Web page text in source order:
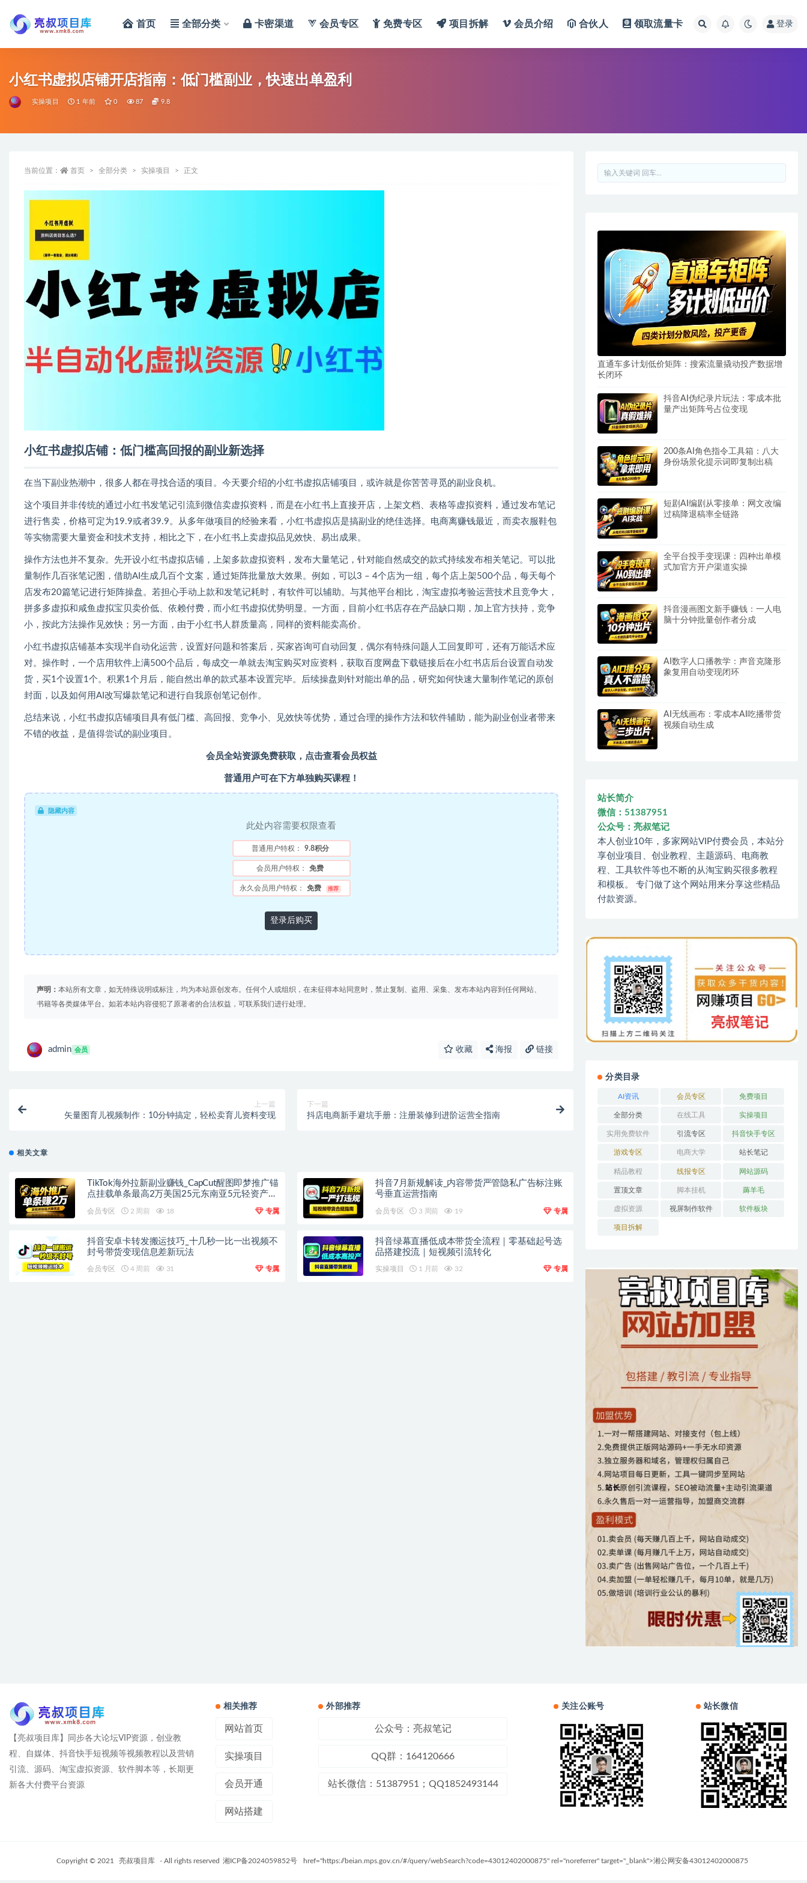
首页 全部分类 卡密渠道 会员专区 免费专区 项目拆解 会员介绍 合伙人 领取流量卡 登录
小红书虚拟店铺开店指南：低门槛副业，快速出单盈利
实操项目 1 年前 0 87 9.8
当前位置： 首页 全部分类 实操项目 正文
小红书虚拟店铺：低门槛高回报的副业新选择
在当下副业热潮中，很多人都在寻找合适的项目。今天要介绍的小红书虚拟店铺项目，或许就是你苦苦寻觅的副业良机。
这个项目并非传统的通过小红书发笔记引流到微信卖虚拟资料，而是在小红书上直接开店，上架文档、表格等虚拟资料，通过发布笔记
进行售卖，价格可定为19.9或者39.9。从多年做项目的经验来看，小红书虚拟店是搞副业的绝佳选择。电商离赚钱最近，而卖衣服鞋包
等实物需要大量资金和技术支持，相比之下，在小红书上卖虚拟品见效快、易出成果。
操作方法也并不复杂。先开设小红书虚拟店铺，上架多款虚拟资料，发布大量笔记，针对能自然成交的款式持续发布相关笔记。可以批
量制作几百张笔记图，借助AI生成几百个文案，通过矩阵批量放大效果。例如，可以3 – 4个店为一组，每个店上架500个品，每天每个
店发布20篇笔记进行矩阵操盘。若担心手动上款和发笔记耗时，有软件可以辅助。与其他平台相比，淘宝虚拟考验运营技术且竞争大，
拼多多虚拟和咸鱼虚拟宝贝卖价低、依赖付费，而小红书虚拟优势明显。一方面，目前小红书店存在产品缺口期，加上官方扶持，竞争
小，按此方法操作见效快；另一方面，由于小红书人群质量高，同样的资料能卖高价。
小红书虚拟店铺基本实现半自动化运营，设置好问题和答案后，买家咨询可自动回复，偶尔有特殊问题人工回复即可，还有万能话术应
对。操作时，一个店用软件上满500个品后，每成交一单就去淘宝购买对应资料，获取百度网盘下载链接后在小红书店后台设置自动发
货，买1个设置1个。积累1个月后，能自然出单的款式基本设置完毕。后续操盘则针对能出单的品，研究如何快速大量制作笔记的原创
封面，以及如何用AI改写爆款笔记和进行自我原创笔记创作。
总结来说，小红书虚拟店铺项目具有低门槛、高回报、竞争小、见效快等优势，通过合理的操作方法和软件辅助，能为副业创业者带来
不错的收益，是值得尝试的副业项目。
会员全站资源免费获取，点击查看会员权益
普通用户可在下方单独购买课程！
隐藏内容
此处内容需要权限查看
普通用户特权： 9.8积分
会员用户特权： 免费
永久会员用户特权： 免费 推荐
登录后购买
声明： 本站所有文章，如无特殊说明或标注，均为本站原创发布。任何个人或组织，在未征得本站同意时，禁止复制、盗用、采集、发布本站内容到任何网站、
书籍等各类媒体平台。如若本站内容侵犯了原著者的合法权益，可联系我们进行处理。
admin 会员 收藏 海报 链接
上一篇
矢量图育儿视频制作：10分钟搞定，轻松卖育儿资料变现
下一篇
抖店电商新手避坑手册：注册装修到进阶运营全指南
相关文章
TikTok海外拉新副业赚钱_CapCut醒图即梦推广锚
点挂载单条最高2万美国25元东南亚5元轻资产上
会员专区 2 周前 18 专属
抖音7月新规解读_内容带货严管隐私广告标注账
号垂直运营指南
会员专区 3 周前 19 专属
抖音安卓卡转发搬运技巧_十几秒一比一出视频不
封号带货变现信息差新玩法
会员专区 4 周前 31 专属
抖音绿幕直播低成本带货全流程｜零基础起号选
品搭建投流｜短视频引流转化
实操项目 1 月前 32 专属
直通车多计划低价矩阵：搜索流量撬动投产数据增
长闭环
抖音AI伪纪录片玩法：零成本批
量产出矩阵号占位变现
200条AI角色指令工具箱：八大
身份场景化提示词即复制出稿
短剧AI编剧从零接单：网文改编
过稿降退稿率全链路
全平台投手变现课：四种出单模
式加官方开户渠道实操
抖音漫画图文新手赚钱：一人电
脑十分钟批量创作者分成
AI数字人口播教学：声音克隆形
象复用自动变现闭环
AI无线画布：零成本AI吃播带货
视频自动生成
站长简介
微信：51387951
公众号：亮叔笔记
本人创业10年，多家网站VIP付费会员，本站分
享创业项目、创业教程、主题源码、电商教
程、工具软件等也不断的从淘宝购买很多教程
和模板。 专门做了这个网站用来分享这些精品
付款资源。
分类目录
AI资讯 会员专区 免费项目
全部分类 在线工具 实操项目
实用免费软件 引流专区 抖音快手专区
游戏专区 电商大学 站长笔记
精品教程 线报专区 网站源码
置顶文章 脚本挂机 薅羊毛
虚拟资源 视屏制作软件 软件板块
项目拆解
【亮叔项目库】同步各大论坛VIP资源，创业教
程、自媒体、抖音快手短视频等视频教程以及营销
引流、源码、淘宝虚拟资源、软件脚本等，长期更
新各大付费平台资源
相关推荐
网站首页
实操项目
会员开通
网站搭建
外部推荐
公众号：亮叔笔记
QQ群：164120666
站长微信：51387951；QQ1852493144
关注公账号 站长微信
Copyright © 2021 亮叔项目库 - All rights reserved 湘ICP备2024059852号 href="https://beian.mps.gov.cn/#/query/webSearch?code=43012402000875" rel="noreferrer" target="_blank">湘公网安备43012402000875